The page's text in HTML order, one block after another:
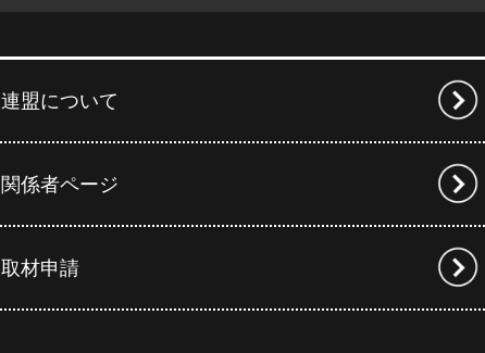
連盟について
関係者ページ
取材申請